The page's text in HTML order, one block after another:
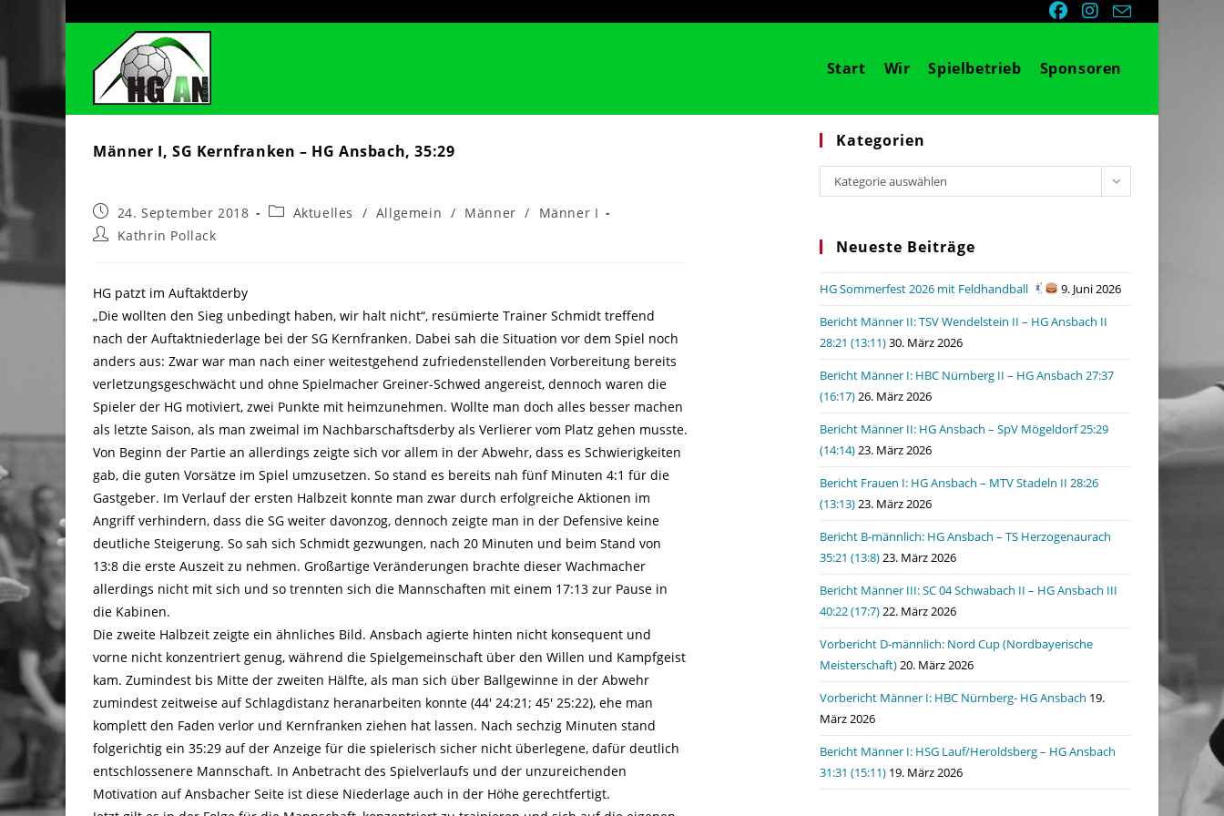
springen
Start Wir Spielbetrieb Sponsoren
Männer I, SG Kernfranken – HG Ansbach, 35:29
Beitrag
veröffentlicht:
24. September 2018
Beitrags-
Aktuelles / Allgemein / Männer /
Männer I
Beitrags-
Kathrin Pollack
HG patzt im Auftaktderby
„Die wollten den Sieg unbedingt haben, wir halt nicht“, resümierte Trainer Schmidt treffend
nach der Auftaktniederlage bei der SG Kernfranken. Dabei sah die Situation vor dem Spiel noch
anders aus: Zwar war man nach einer weitestgehend zufriedenstellenden Vorbereitung bereits
verletzungsgeschwächt und ohne Spielmacher Greiner-Schwed angereist, dennoch waren die
Spieler der HG motiviert, zwei Punkte mit heimzunehmen. Wollte man doch alles besser machen
als letzte Saison, als man zweimal im Nachbarschaftsderby als Verlierer vom Platz gehen musste.
Von Beginn der Partie an allerdings zeigte sich vor allem in der Abwehr, dass es Schwierigkeiten
gab, die guten Vorsätze im Spiel umzusetzen. So stand es bereits nah fünf Minuten 4:1 für die
Gastgeber. Im Verlauf der ersten Halbzeit konnte man zwar durch erfolgreiche Aktionen im
Angriff verhindern, dass die SG weiter davonzog, dennoch zeigte man in der Defensive keine
deutliche Steigerung. So sah sich Schmidt gezwungen, nach 20 Minuten und beim Stand von
13:8 die erste Auszeit zu nehmen. Großartige Veränderungen brachte dieser Wachmacher
allerdings nicht mit sich und so trennten sich die Mannschaften mit einem 17:13 zur Pause in
die Kabinen.
Die zweite Halbzeit zeigte ein ähnliches Bild. Ansbach agierte hinten nicht konsequent und
vorne nicht konzentriert genug, während die Spielgemeinschaft über den Willen und Kampfgeist
kam. Zumindest bis Mitte der zweiten Hälfte, als man sich über Ballgewinne in der Abwehr
zumindest zeitweise auf Schlagdistanz heranarbeiten konnte (44′ 24:21; 45′ 25:22), ehe man
komplett den Faden verlor und Kernfranken ziehen hat lassen. Nach sechzig Minuten stand
folgerichtig ein 35:29 auf der Anzeige für die spielerisch sicher nicht überlegene, dafür deutlich
entschlossenere Mannschaft. In Anbetracht des Spielverlaufs und der unzureichenden
Motivation auf Ansbacher Seite ist diese Niederlage auch in der Höhe gerechtfertigt.
Kategorien
Kategorien
Kategorie auswählen
Neueste Beiträge
HG Sommerfest 2026 mit Feldhandball
9. Juni 2026
Bericht Männer II: TSV Wendelstein II – HG Ansbach II
28:21 (13:11)30. März 2026
Bericht Männer I: HBC Nürnberg II – HG Ansbach 27:37
(16:17)26. März 2026
Bericht Männer II: HG Ansbach – SpV Mögeldorf 25:29
(14:14)23. März 2026
Bericht Frauen I: HG Ansbach – MTV Stadeln II 28:26
(13:13)23. März 2026
Bericht B-männlich: HG Ansbach – TS Herzogenaurach
35:21 (13:8)23. März 2026
Bericht Männer III: SC 04 Schwabach II – HG Ansbach III
40:22 (17:7)22. März 2026
Vorbericht D-männlich: Nord Cup (Nordbayerische
Meisterschaft)20. März 2026
Vorbericht Männer I: HBC Nürnberg- HG Ansbach 19.
März 2026
Bericht Männer I: HSG Lauf/Heroldsberg – HG Ansbach
31:31 (15:11) 19. März 2026